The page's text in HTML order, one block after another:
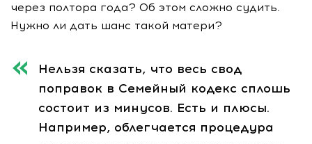
через полтора года? Об этом сложно судить.
Нужно ли дать шанс такой матери?
Нельзя сказать, что весь свод
поправок в Семейный кодекс сплошь
состоит из минусов. Есть и плюсы.
Например, облегчается процедура